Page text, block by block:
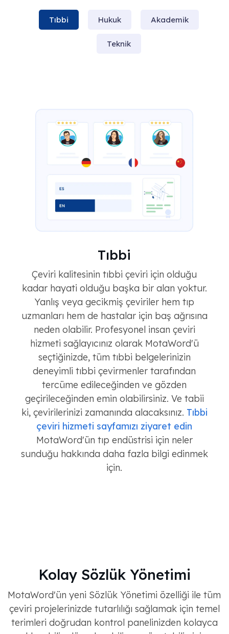
Tıbbi Hukuk Akademik
Teknik
Tıbbi
Çeviri kalitesinin tıbbi çeviri için olduğu
kadar hayati olduğu başka bir alan yoktur.
Yanlış veya gecikmiş çeviriler hem tıp
uzmanları hem de hastalar için baş ağrısına
neden olabilir. Profesyonel insan çeviri
hizmeti sağlayıcınız olarak MotaWord'ü
seçtiğinizde, tüm tıbbi belgelerinizin
deneyimli tıbbi çevirmenler tarafından
tercüme edileceğinden ve gözden
geçirileceğinden emin olabilirsiniz. Ve tabii
ki, çevirilerinizi zamanında alacaksınız. Tıbbi
çeviri hizmeti sayfamızı ziyaret edin
MotaWord'ün tıp endüstrisi için neler
sunduğu hakkında daha fazla bilgi edinmek
için.
Kolay Sözlük Yönetimi
MotaWord'ün yeni Sözlük Yönetimi özelliği ile tüm
çeviri projelerinizde tutarlılığı sağlamak için temel
terimleri doğrudan kontrol panelinizden kolayca